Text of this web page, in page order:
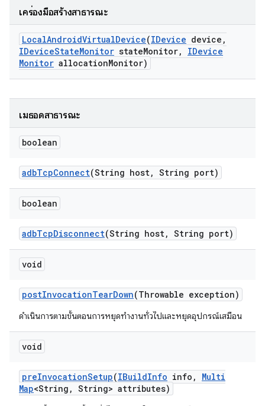
เครื่องมือสร้างสาธารณะ
LocalAndroidVirtualDevice(IDevice device ,
IDeviceStateMonitor stateMonitor,
IDevice
Monitor allocationMonitor)
เมธอดสาธารณะ
boolean
adbTcpConnect(String host, String port)
boolean
adbTcpDisconnect(String host, String port)
void
postInvocationTearDown(Throwable exception)
ดำเนินการตามขั้นตอนการหยุดทำงานทั่วไปและหยุดอุปกรณ์เสมือน
void
preInvocationSetup(IBuildInfo info ,
Multi
Map<String , String> attributes)